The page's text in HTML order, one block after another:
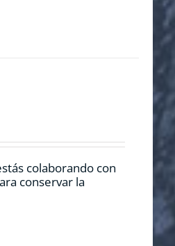
colaborando con
conservar la